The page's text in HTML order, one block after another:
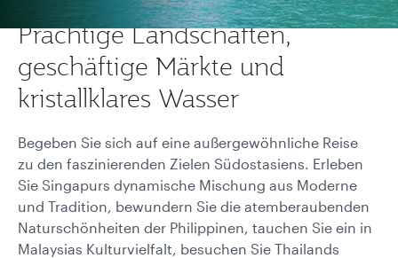
Prächtige Landschaften,
geschäftige Märkte und
kristallklares Wasser
Begeben Sie sich auf eine außergewöhnliche Reise
zu den faszinierenden Zielen Südostasiens. Erleben
Sie Singapurs dynamische Mischung aus Moderne
und Tradition, bewundern Sie die atemberaubenden
Naturschönheiten der Philippinen, tauchen Sie ein in
Malaysias Kulturvielfalt, besuchen Sie Thailands